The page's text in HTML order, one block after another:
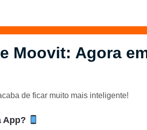
Moovit: Agora
de ficar muito mais inteligente!
App?